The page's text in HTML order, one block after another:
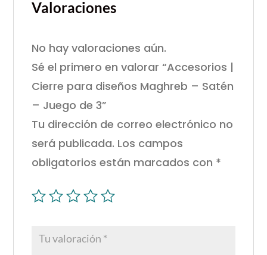
Valoraciones
No hay valoraciones aún.
Sé el primero en valorar “Accesorios |
Cierre para diseños Maghreb – Satén
– Juego de 3”
Tu dirección de correo electrónico no
será publicada. Los campos
obligatorios están marcados con *